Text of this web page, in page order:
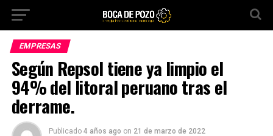
EMPRESAS
Según Repsol tiene ya limpio el
94% del litoral peruano tras el
derrame.
Publicado 4 años ago on 21 de marzo de 2022